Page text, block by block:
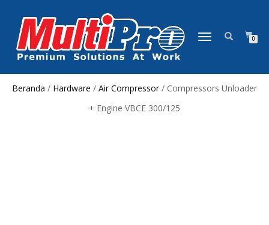
NAVIGASI
0
Beranda / Hardware / Air Compressor / Compressors Unloader
+ Engine VBCE 300/125